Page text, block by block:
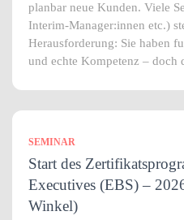
planbar neue Kunden. Viele
Interim-Manager:innen etc.)
Herausforderung: Sie haben
und echte Kompetenz – doch
SEMINAR
Start des
Executives (EBS) –
Winkel)